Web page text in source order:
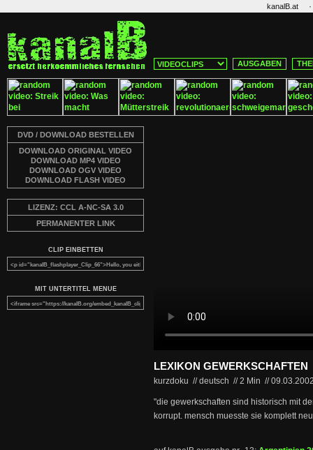
kanalB.at ·
AUSGABEN
DVD / DOWNLOAD BESTELLEN
DOWNLOAD ORIGINAL VIDEO
DOWNLOAD MP4 VIDEO
DOWNLOAD OGV VIDEO
DOWNLOAD FLASH VIDEO
LIZENZ: CCL A-NC-SA 3.0
PERMANENTER LINK
CLIP EINBETTEN
MIT UNTERTITEL MENUE
LEXIKON GEWERKSCHAFTEN
kurzdoku // deutsch //2 Min //
"die gewerkschaften sind historisch mit
korrupt. mensch muesste sie komplett